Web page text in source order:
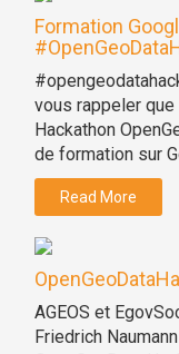
Formation
vous rappeler
Hackathon
de formation sur
Read More
AGEOS et
Friedrich